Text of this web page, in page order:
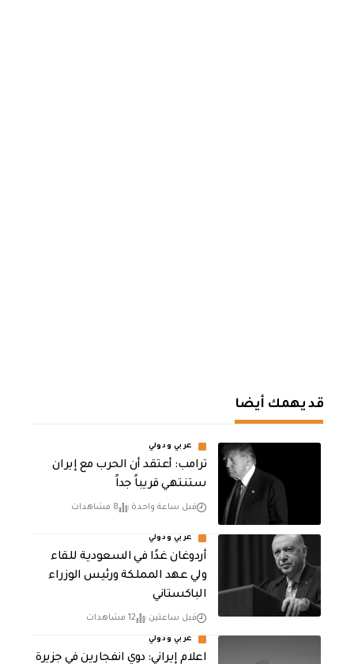
قد يهمك أيضا
عربي ودولي
‏ترامب: أعتقد أن الحرب مع إيران
ستنتهي قريباً جداً
قبل ساعة واحدة 8 مشاهدات
عربي ودولي
أردوغان غدًا في السعودية للقاء
ولي عهد المملكة ورئيس الوزراء
الباكستاني
قبل ساعتين 12 مشاهدات
عربي ودولي
اعلام إيراني: دوي انفجارين في جزيرة